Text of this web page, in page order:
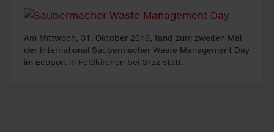
Am Mittwoch, 31. Oktober 2018, fand zum zweiten Mal
der International Saubermacher Waste Management Day
im Ecoport in Feldkirchen bei Graz statt.